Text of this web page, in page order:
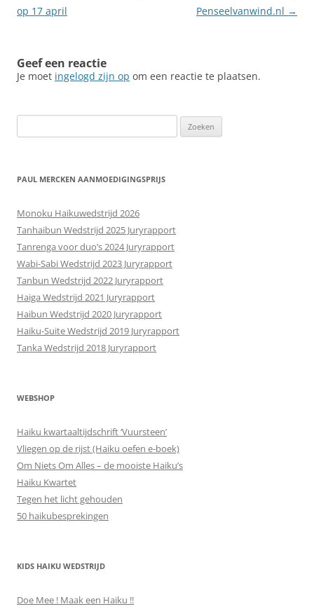
op 17 april
Penseelvanwind.nl →
Geef een reactie
Je moet ingelogd zijn op om een reactie te plaatsen.
naar:
PAUL MERCKEN AANMOEDIGINGSPRIJS
Monoku Haikuwedstrijd 2026
Tanhaibun Wedstrijd 2025 Juryrapport
Tanrenga voor duo’s 2024 Juryrapport
Wabi-Sabi Wedstrijd 2023 Juryrapport
Tanbun Wedstrijd 2022 Juryrapport
Haiga Wedstrijd 2021 Juryrapport
Haibun Wedstrijd 2020 Juryrapport
Haiku-Suite Wedstrijd 2019 Juryrapport
Tanka Wedstrijd 2018 Juryrapport
WEBSHOP
Haiku kwartaaltijdschrift ‘Vuursteen’
Vliegen op de rijst (Haiku oefen e-boek)
Om Niets Om Alles – de mooiste Haiku’s
Haiku Kwartet
Tegen het licht gehouden
50 haikubesprekingen
KIDS HAIKU WEDSTRIJD
Doe Mee ! Maak een Haiku !!